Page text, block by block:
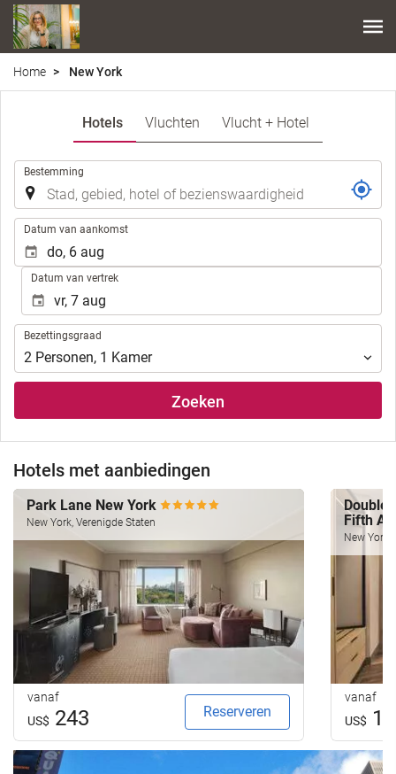
Home New York
Hotels Vluchten Vlucht + Hotel
Bestemming
Datum van aankomst
Datum van vertrek
Bezettingsgraad
Bezettingsgraad
2 Personen, 1 Kamer
Zoeken
Hotels met aanbiedingen
Park Lane New York
New York, Verenigde Staten
vanaf
US$ 243 Reserveren
Fifth
New York,
vanaf
US$